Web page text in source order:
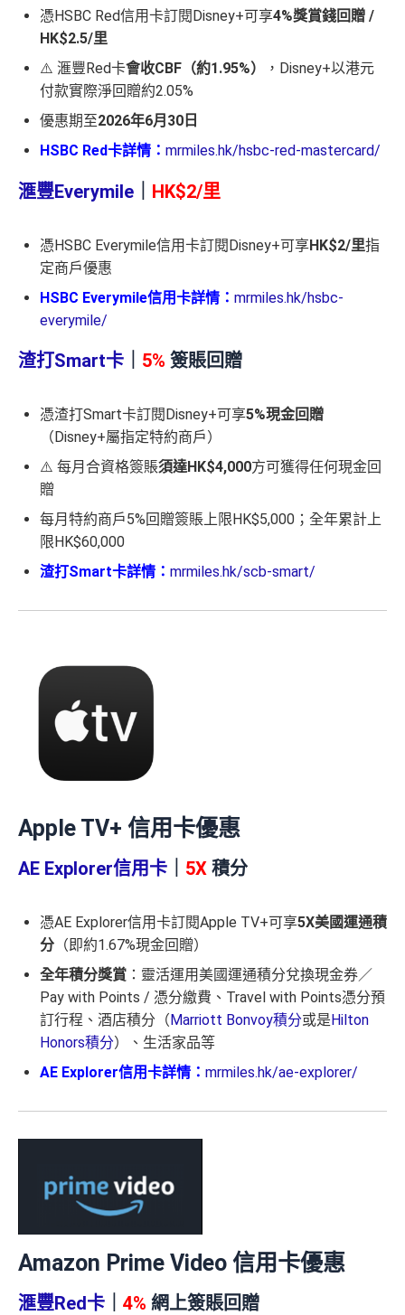
憑HSBC Red信用卡訂閱Disney+可享4%獎賞錢回贈 /
HK$2.5/里
⚠️ 滙豐Red卡會收CBF（約1.95%）
，Disney+以港元
付款實際淨回贈約2.05%
優惠期至2026年6月30日
HSBC Red卡詳情： mrmiles.hk/hsbc-red-mastercard/
滙豐Everymile HK$2/里
憑HSBC Everymile信用卡訂閱Disney+可享HK$2/里指
定商戶優惠
HSBC Everymile信用卡詳情： mrmiles.hk/hsbc-
everymile/
渣打Smart卡 5% 簽賬回贈
憑渣打Smart卡訂閱Disney+可享5%現金回贈
（Disney+屬指定特約商戶）
⚠️ 每月合資格簽賬須達HK$4,000方可獲得任何現金回
贈
每月特約商戶5%回贈簽賬上限HK$5,000；全年累計上
限HK$60,000
渣打Smart卡詳情： mrmiles.hk/scb-smart/
Apple TV+ 信用卡優惠
AE Explorer信用卡 5X 積分
憑AE Explorer信用卡訂閱Apple TV+可享5X美國運通積
分 （即約1.67%現金回贈）
全年積分獎賞 ：靈活運用美國運通積分兌換現金券／
Pay with Points / 憑分繳費、Travel with Points憑分預
訂行程、酒店積分（Marriott Bonvoy積分或是Hilton
Honors積分）、生活家品等
AE Explorer信用卡詳情： mrmiles.hk/ae-explorer/
Amazon Prime Video 信用卡優惠
滙豐Red卡 4% 網上簽賬回贈